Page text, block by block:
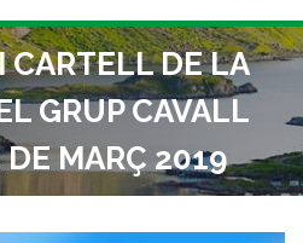
CARTELL DE LA
GRUP CAVALL
DE MARÇ 2019